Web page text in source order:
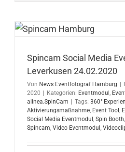
Spincam Social Media
Leverkusen 24.02.2020
Von News Eventfotograf Hamburg
2020
Kategorien: Eventmodul ,
alinea.SpinCam
Tags: 360°
Aktivierungsmaßnahme, Event Tool ,
Social Media Eventmodul , Spin Booth,
Spincam, Video Eventmodul ,